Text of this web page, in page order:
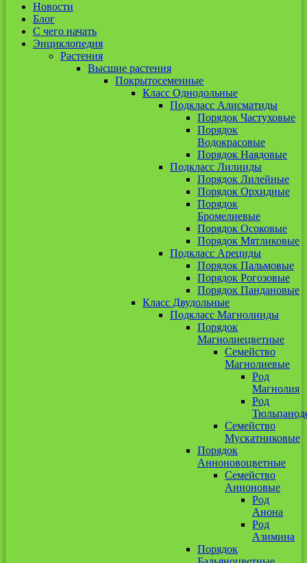
Новости
Блог
С чего начать
Энциклопедия
Растения
Высшие растения
Покрытосеменные
Класс Однодольные
Подкласс Алисматиды
Порядок Частуховые
Порядок
Водокрасовые
Порядок Наядовые
Подкласс Лилииды
Порядок Лилейные
Порядок Орхидные
Порядок
Бромелиевые
Порядок Осоковые
Порядок Мятликовые
Подкласс Арециды
Порядок Пальмовые
Порядок Рогозовые
Порядок Пандановые
Класс Двудольные
Подкласс Магнолииды
Порядок
Магнолиецветные
Семейство
Магнолиевые
Род
Магнолия
Род
Семейство
Мускатниковые
Порядок
Анноновоцветные
Семейство
Анноновые
Род
Анона
Род
Азимина
Порядок